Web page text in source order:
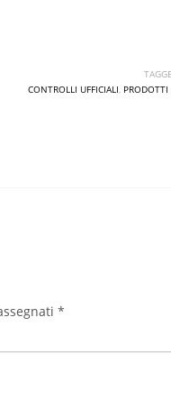
CONTROLLI UFFICIALI, PRODOTTI
*